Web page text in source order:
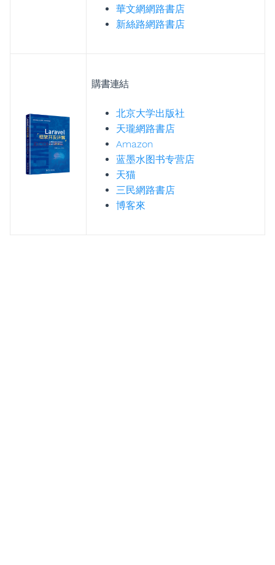
華文網網路書店
新絲路網路書店
購書連結
北京大学出版社
天瓏網路書店
Amazon
蓝墨水图书专营店
天猫
三民網路書店
博客來